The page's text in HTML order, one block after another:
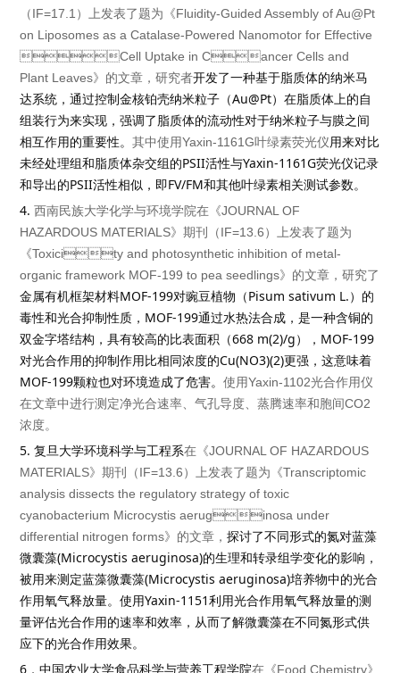
（IF=17.1 ）上发表了题为《Fluidity-Guided Assembly of Au@Pt
on Liposomes as a Catalase-Powered Nanomotor for Effective
Cell Uptake in Cancer Cells and
Plant Leaves》的文章，研究者开发了一种基于脂质体的纳米马
达系统，通过控制金核铂壳纳米粒子（Au@Pt）在脂质体上的自
组装行为来实现，强调了脂质体的流动性对于纳米粒子与膜之间
相互作用的重要性。其中使用Yaxin-1161G叶绿素荧光仪用来对比
未经处理组和脂质体杂交组的PSII活性与Yaxin-1161G荧光仪记录
和导出的PSII活性相似，即FV/FM和其他叶绿素相关测试参数。
4. 西南民族大学化学与环境学院在《JOURNAL OF
HAZARDOUS MATERIALS》期刊（IF=13.6）上发表了题为
《Toxicity and photosynthetic inhibition of metal-
organic framework MOF-199 to pea seedlings》的文章，研究了
金属有机框架材料MOF-199对豌豆植物（Pisum sativum L.）的
毒性和光合抑制性质， MOF-199通过水热法合成，是一种含铜的
双金字塔结构，具有较高的比表面积（668 m(2)/g）， MOF-199
对光合作用的抑制作用比相同浓度的Cu(NO3)(2)更强，这意味着
MOF-199颗粒也对环境造成了危害。使用Yaxin-1102光合作用仪
在文章中进行测定净光合速率、气孔导度、蒸腾速率和胞间CO2
浓度。
5.复旦大学环境科学与工程系在《JOURNAL OF HAZARDOUS
MATERIALS》期刊（IF=13.6）上发表了题为《Transcriptomic
analysis dissects the regulatory strategy of toxic
cyanobacterium Microcystis aeruginosa under
differential nitrogen forms》的文章，探讨了不同形式的氮对蓝藻
微囊藻(Microcystis aeruginosa)的生理和转录组学变化的影响，
被用来测定蓝藻微囊藻(Microcystis aeruginosa)培养物中的光合
作用氧气释放量。使用Yaxin-1151利用光合作用氧气释放量的测
量评估光合作用的速率和效率，从而了解微囊藻在不同氮形式供
应下的光合作用效果。
6 ．中国农业大学食品科学与营养工程学院在《Food Chemistry》